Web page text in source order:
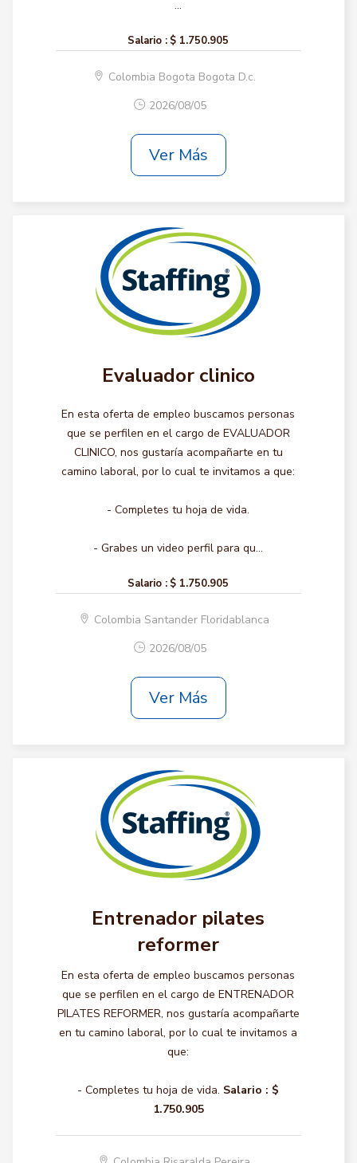
...
Salario : $ 1.750.905
Colombia Bogota Bogota D.c.
2026/08/05
Ver Más
Evaluador clinico
En esta oferta de empleo buscamos personas
que se perfilen en el cargo de EVALUADOR
CLINICO, nos gustaría acompañarte en tu
camino laboral, por lo cual te invitamos a que:
- Completes tu hoja de vida.
- Grabes un video perfil para qu...
Salario : $ 1.750.905
Colombia Santander Floridablanca
2026/08/05
Ver Más
Entrenador pilates
reformer
En esta oferta de empleo buscamos personas
que se perfilen en el cargo de ENTRENADOR
PILATES REFORMER, nos gustaría acompañarte
en tu camino laboral, por lo cual te invitamos a
que:
- Completes tu hoja de vida. Salario : $
1.750.905